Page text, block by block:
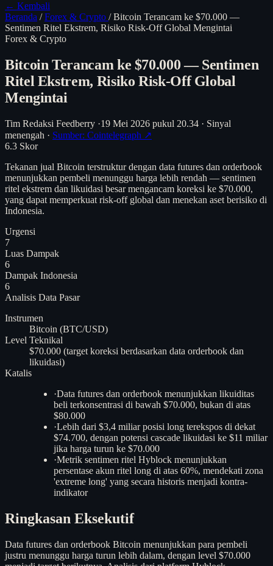
← Kembali
Beranda / Forex & Crypto / Bitcoin Terancam ke $70.000 —
Sentimen Ritel Ekstrem, Risiko Risk-Off Global Mengintai
Forex & Crypto
Bitcoin Terancam ke $70.000 — Sentimen
Ritel Ekstrem, Risiko Risk-Off Global
Mengintai
Tim Redaksi Feedberry ·19 Mei 2026 pukul 20.34 · Sinyal
menengah · Sumber: Cointelegraph ↗
6.3 Skor
Tekanan jual Bitcoin terstruktur dengan data futures dan orderbook
menunjukkan pembeli menunggu harga lebih rendah — sentimen
ritel ekstrem dan likuidasi besar mengancam koreksi ke $70.000,
yang dapat memperkuat risk-off global dan menekan aset berisiko di
Indonesia.
Urgensi
7
Luas Dampak
6
Dampak Indonesia
6
Analisis Data Pasar
Instrumen
Bitcoin (BTC/USD)
Level Teknikal
$70.000 (target koreksi berdasarkan data orderbook dan
likuidasi)
Katalis
·Data futures dan orderbook menunjukkan likuiditas
beli terkonsentrasi di bawah $70.000, bukan di atas
$80.000
·Lebih dari $3,4 miliar posisi long terekspos di dekat
$74.700, dengan potensi cascade likuidasi ke $11 miliar
jika harga turun ke $70.000
·Metrik sentimen ritel Hyblock menunjukkan
persentase akun ritel long di atas 60%, mendekati zona
'extreme long' yang secara historis menjadi kontra-
indikator
Ringkasan Eksekutif
Data futures dan orderbook Bitcoin menunjukkan para pembeli
justru menunggu harga turun lebih dalam, dengan level $70.000